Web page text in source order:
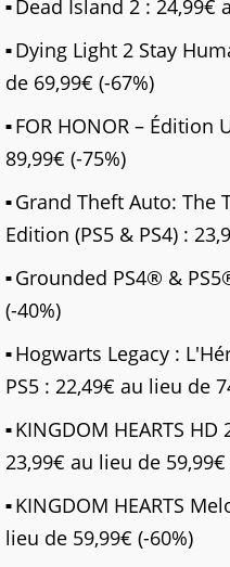
Dead Island 2 : 24,99€
Dying Light 2 Stay
de 69,99€ (-67%)
FOR HONOR –
89,99€ (-75%)
Grand Theft Auto: The
Edition (PS5 & PS4) :
Grounded PS4® &
(-40%)
Hogwarts Legacy :
PS5 : 22,49€ au lieu de
KINGDOM HEARTS
23,99€ au lieu de 59,99€
KINGDOM HEARTS
lieu de 59,99€ (-60%)